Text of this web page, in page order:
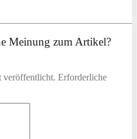
Meinung zum Artikel?
Erforderliche